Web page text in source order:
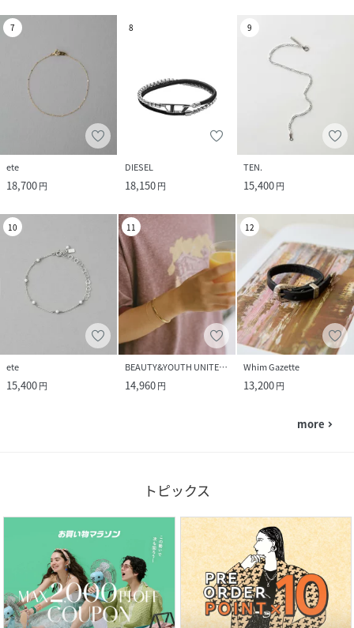
7
ete
18,700円
8
DIESEL
18,150円
9
TEN.
15,400円
10
ete
15,400円
11
BEAUTY&YOUTH UNITED ARROWS
14,960円
12
Whim Gazette
13,200円
more navigate_next
トピックス